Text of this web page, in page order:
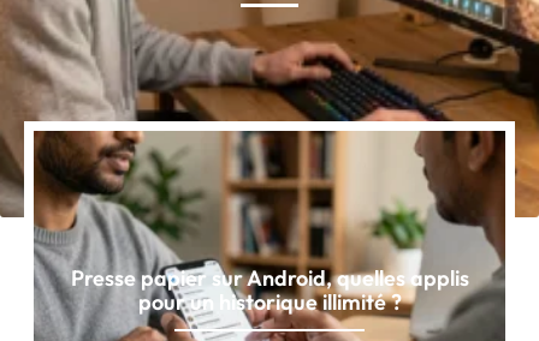
Presse papier sur Android, quelles applis
pour un historique illimité ?